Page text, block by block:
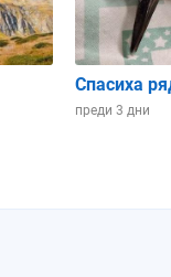
14:00 15:00
Спасиха
преди 3 дни